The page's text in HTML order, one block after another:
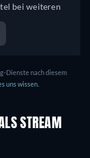
bei weiteren
Dienste nach diesem
uns wissen.
STREAM